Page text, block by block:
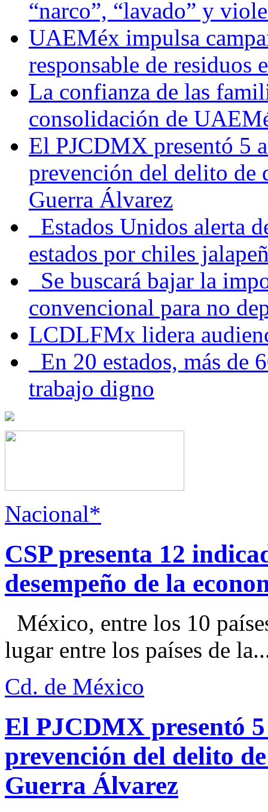
“narco”, “lavado” y
UAEMéx impulsa
responsable de residuos
La confianza de las
consolidación de
El PJCDMX presentó 5
prevención del delito de
Guerra Álvarez
Estados Unidos alerta
estados por chiles
Se buscará bajar la
convencional para no
LCDLFMx lidera
En 20 estados, más de
trabajo digno
Nacional*
CSP presenta 12
desempeño de la
México, entre los 10
lugar entre los países de
Cd. de México
El PJCDMX presentó
prevención del delito
Guerra Álvarez